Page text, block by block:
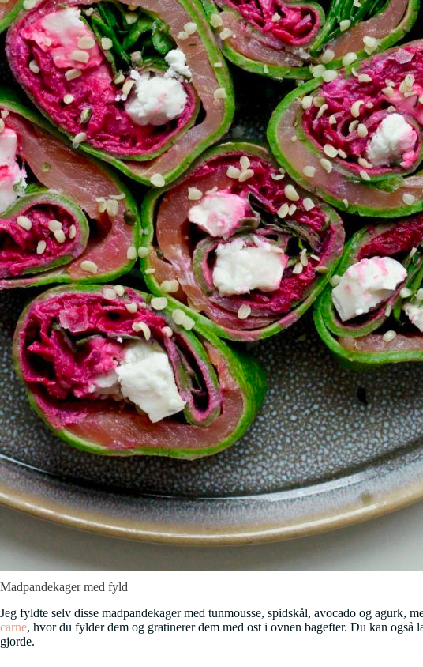
Madpandekager med fyld
Jeg fyldte selv disse madpandekager med tunmousse, spidskål, avocado og
carne, hvor du fylder dem og gratinerer dem med ost i ovnen bagefter. Du kan også
gjorde.